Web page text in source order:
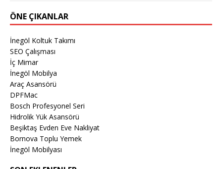
ÖNE ÇIKANLAR
İnegöl Koltuk Takımı
SEO Çalışması
İç Mimar
İnegöl Mobilya
Araç Asansörü
DPFMac
Bosch Profesyonel Seri
Hidrolik Yük Asansörü
Beşiktaş Evden Eve Nakliyat
Bornova Toplu Yemek
İnegöl Mobilyası